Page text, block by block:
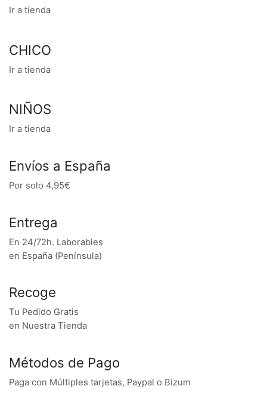
Ir a tienda
CHICO
Ir a tienda
NIÑOS
Ir a tienda
Envíos a España
Por solo 4,95€
Entrega
En 24/72h. Laborables
en España (Península)
Recoge
Tu Pedido Gratis
en Nuestra Tienda
Métodos de Pago
Paga con Múltiples tarjetas, Paypal o Bizum